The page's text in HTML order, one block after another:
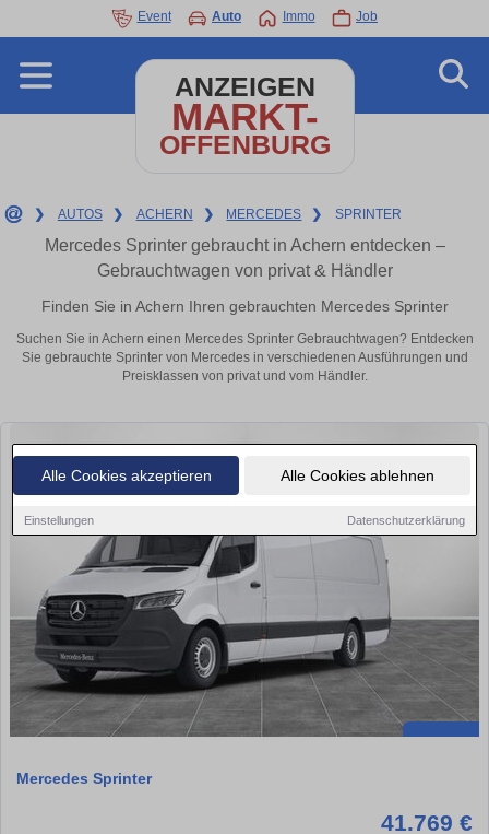
Alle Cookies akzeptieren Alle Cookies ablehnen
Einstellungen Datenschutzerklärung
Event Auto Immo Job
ANZEIGEN
MARKT-
OFFENBURG
❯ AUTOS ❯ ACHERN ❯ MERCEDES ❯ SPRINTER
Mercedes Sprinter gebraucht in Achern entdecken –
Gebrauchtwagen von privat & Händler
Finden Sie in Achern Ihren gebrauchten Mercedes Sprinter
Suchen Sie in Achern einen Mercedes Sprinter Gebrauchtwagen? Entdecken
Sie gebrauchte Sprinter von Mercedes in verschiedenen Ausführungen und
Preisklassen von privat und vom Händler.
Mercedes Sprinter
41.769 €